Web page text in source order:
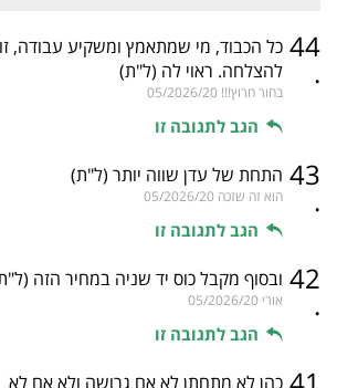
44
.
כל הכבוד, מי שמתאמץ ומשקיע עבודה,
להצלחה. ראוי לה (ל"ת)
בחור חרוץ!!! 05/2026/20
הגב לתגובה זו
43
.
התחת של עדן שווה יותר (ל"ת)
הוא זה שזכה 05/2026/20
הגב לתגובה זו
42
.
ובסוף מקבל כוס יד שניה במחיר הזה
אורי 05/2026/20
הגב לתגובה זו
כהן לא מתחתן לא אם גרושה ולא אם לא